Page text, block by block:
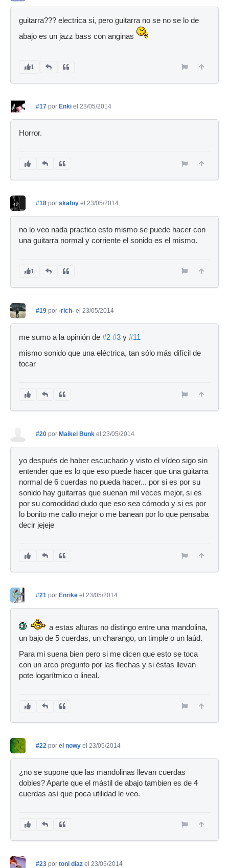
guitarra??? electrica si, pero guitarra no se no se lo de
abajo es un jazz bass con anginas
1
#17 por Enki el 23/05/2014
Horror.
#18 por skafoy el 23/05/2014
no lo veo nada practico esto mismo se puede hacer con
una guitarra normal y corriente el sonido es el mismo.
1
#19 por -rich- el 23/05/2014
me sumo a la opinión de #2 #3 y #11
mismo sonido que una eléctrica, tan sólo más difícil de
tocar
#20 por Maikel Bunk el 23/05/2014
yo después de haber escuchado y visto el vídeo sigo sin
entender que es lo que eso puede hacer que una guitarra
normal de 6 cuerdas no pueda hacer... por si es por su
sonido hay guitarras que suenan mil veces mejor, si es
por su comodidad dudo que eso sea cómodo y si es por
lo bonito me callo mejor o me banean por lo que pensaba
decir jejeje
#21 por Enrike el 23/05/2014
a estas alturas no distingo entre una mandolina,
un bajo de 5 cuerdas, un charango, un timple o un laúd.
Para mi suena bien pero si me dicen que esto se toca
con un arco pregunto por las flechas y si éstas llevan
pote logarítmico o lineal.
#22 por el nowy el 23/05/2014
¿no se supone que las mandolinas llevan cuerdas
dobles? Aparte que el mástil de abajo tambien es de 4
cuerdas así que poca utilidad le veo.
#23 por toni diaz el 23/05/2014